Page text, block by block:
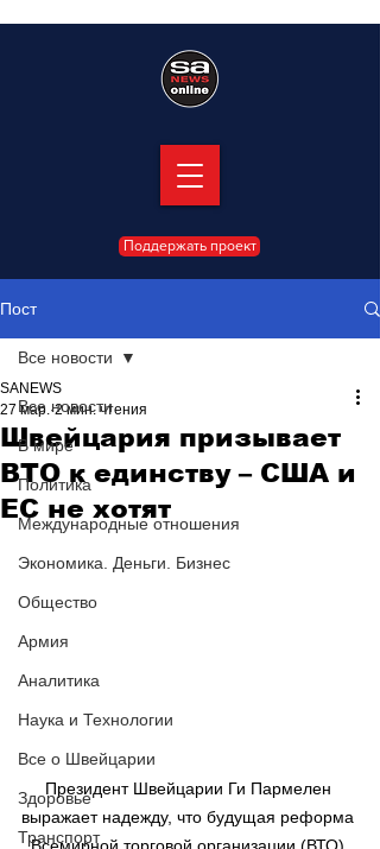
Поддержать проект
Пост
Все новости
В мире
Политика
Международные отношения
Экономика. Деньги. Бизнес
Общество
Армия
Аналитика
Наука и Технологии
Все о Швейцарии
Здоровье
Транспорт
Все новости
Швейцария призывает
ВТО к единству – США и
ЕС не хотят
SANEWS
27 мар. 2 мин. чтения
Президент Швейцарии Ги Пармелен
выражает надежду, что будущая реформа
Всемирной торговой организации (ВТО)